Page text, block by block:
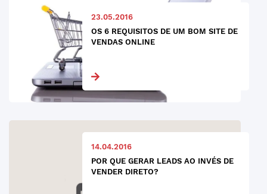
23.05.2016
OS 6 REQUISITOS DE UM BOM SITE DE
VENDAS ONLINE
14.04.2016
POR QUE GERAR LEADS AO INVÉS DE
VENDER DIRETO?